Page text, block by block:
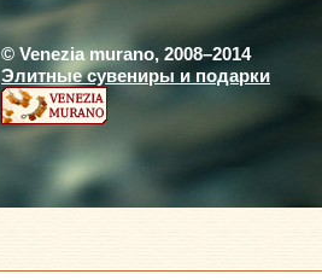
© Venezia murano, 2008–2014
Элитные сувениры и подарки